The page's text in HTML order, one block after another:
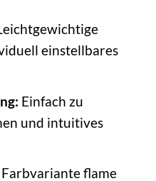
einstellbares
Einfach zu
und intuitives
flame